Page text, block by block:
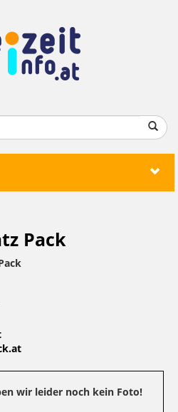
Pack
wir leider noch kein Foto!